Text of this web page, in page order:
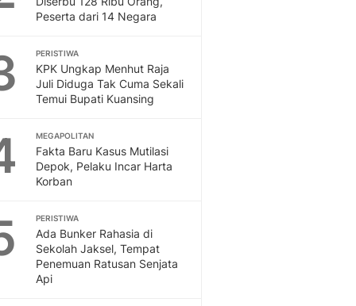
Peserta dari 14 Negara
PERISTIWA
KPK Ungkap Menhut Raja
Juli Diduga Tak Cuma Sekali
Temui Bupati Kuansing
MEGAPOLITAN
Fakta Baru Kasus Mutilasi
Depok, Pelaku Incar Harta
Korban
PERISTIWA
Ada Bunker Rahasia di
Sekolah Jaksel, Tempat
Penemuan Ratusan Senjata
Api